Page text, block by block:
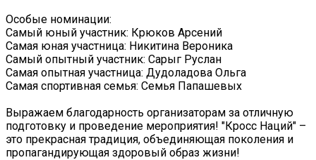
Особые номинации:
Самый юный участник: Крюков Арсений
Самая юная участница: Никитина Вероника
Самый опытный участник: Сарыг Руслан
Самая опытная участница: Дудоладова Ольга
Самая спортивная семья: Семья Папашевых
Выражаем благодарность организаторам за отличную
подготовку и проведение мероприятия! "Кросс Наций" –
это прекрасная традиция, объединяющая поколения и
пропагандирующая здоровый образ жизни!